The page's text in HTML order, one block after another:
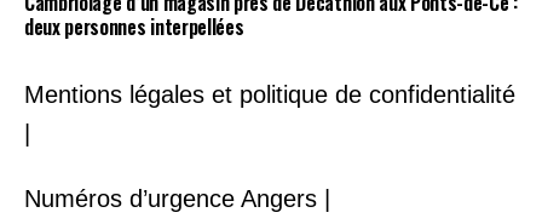
deux personnes interpellées
Mentions légales et politique de confidentialité
|
Numéros d’urgence Angers |